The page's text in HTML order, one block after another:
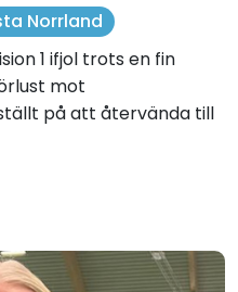
Norrland
1 ifjol trots en fin
mot
på att återvända till